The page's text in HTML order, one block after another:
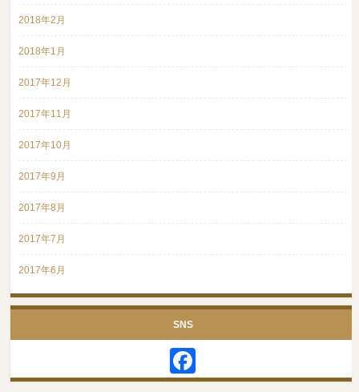
2018年2月
2018年1月
2017年12月
2017年11月
2017年10月
2017年9月
2017年8月
2017年7月
2017年6月
SNS